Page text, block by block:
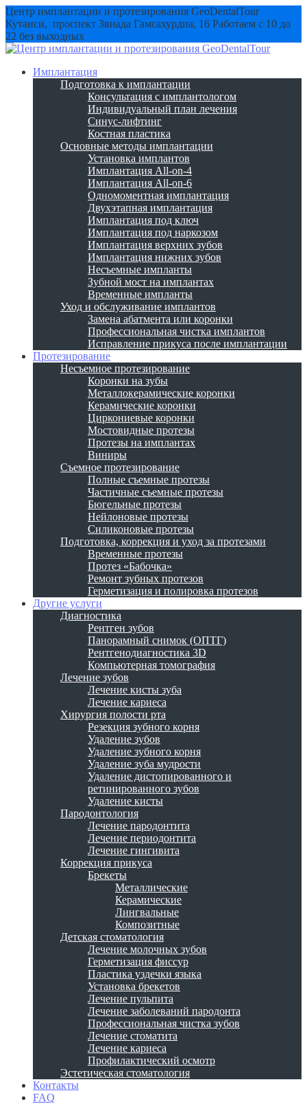
Центр имплантации и протезирования GeoDentalTour
Кутаиси, проспект Звиада Гамсахурдиа, 16 Работаем с 10 до
22 без выходных
Имплантация
Подготовка к имплантации
Консультация с имплантологом
Индивидуальный план лечения
Синус-лифтинг
Костная пластика
Основные методы имплантации
Установка имплантов
Имплантация All-on-4
Имплантация All-on-6
Одномоментная имплантация
Двухэтапная имплантация
Имплантация под ключ
Имплантация под наркозом
Имплантация верхних зубов
Имплантация нижних зубов
Несъемные импланты
Зубной мост на имплантах
Временные импланты
Уход и обслуживание имплантов
Замена абатмента или коронки
Профессиональная чистка имплантов
Исправление прикуса после имплантации
Протезирование
Несъемное протезирование
Коронки на зубы
Металлокерамические коронки
Керамические коронки
Циркониевые коронки
Мостовидные протезы
Протезы на имплантах
Виниры
Съемное протезирование
Полные съемные протезы
Частичные съемные протезы
Бюгельные протезы
Нейлоновые протезы
Силиконовые протезы
Подготовка, коррекция и уход за протезами
Временные протезы
Протез «Бабочка»
Ремонт зубных протезов
Герметизация и полировка протезов
Другие услуги
Диагностика
Рентген зубов
Панорамный снимок (ОПТГ)
Рентгенодиагностика 3D
Компьютерная томография
Лечение зубов
Лечение кисты зуба
Лечение кариеса
Хирургия полости рта
Резекция зубного корня
Удаление зубов
Удаление зубного корня
Удаление зуба мудрости
Удаление дистопированного и
ретинированного зубов
Удаление кисты
Пародонтология
Лечение пародонтита
Лечение периодонтита
Лечение гингивита
Коррекция прикуса
Брекеты
Металлические
Керамические
Лингвальные
Композитные
Детская стоматология
Лечение молочных зубов
Герметизация фиссур
Пластика уздечки языка
Установка брекетов
Лечение пульпита
Лечение заболеваний пародонта
Профессиональная чистка зубов
Лечение стоматита
Лечение кариеса
Профилактический осмотр
Эстетическая стоматология
Контакты
FAQ